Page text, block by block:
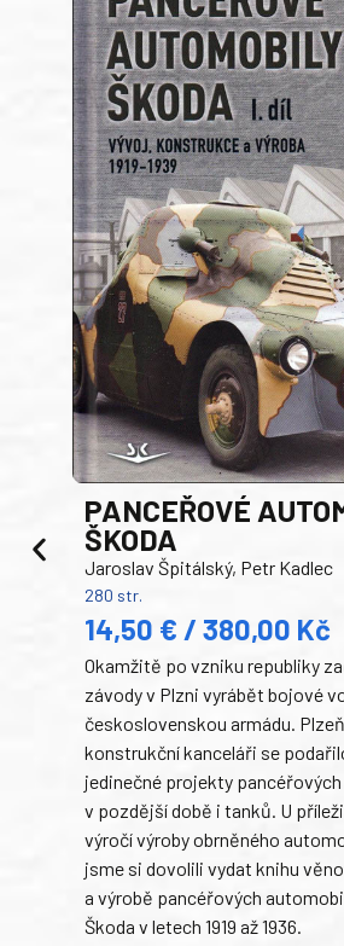
PANCEŘOVÉ
ŠKODA
Jaroslav Špitálský, Petr Kadlec
280 str.
14,50 € / 380,00 Kč
Okamžitě po vzniku republiky
závody v Plzni vyrábět bojové
československou armádu.
konstrukční kanceláři se
jedinečné projekty
v pozdější době i tanků. U
výročí výroby obrněného
jsme si dovolili vydat knihu
a výrobě pancéřových
Škoda v letech 1919 až 1936.